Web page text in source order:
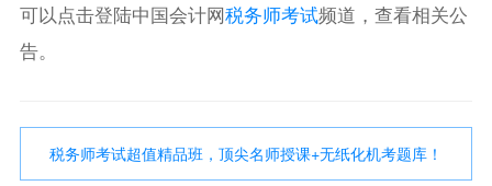
可以点击登陆中国会计网税务师考试频道，查看相关公
告。
税务师考试超值精品班，顶尖名师授课+无纸化机考题库！